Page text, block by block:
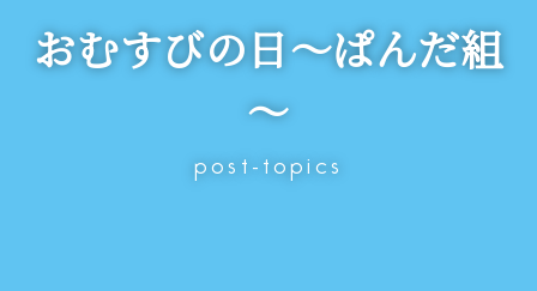
おむすびの日～ぱんだ組
～
post-topics